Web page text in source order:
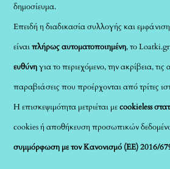
δημοσίευμα.
Επειδή η διαδικασία συλλογής και
είναιπλήρως αυτοματοποιημένη, το
ευθύνηγια το περιεχόμενο, την ακρίβεια, τις
παραβιάσεις που προέρχονται από τρίτες
Η επισκεψιμότητα μετριέται μεcookieless
cookies ή αποθήκευση προσωπικών
συμμόρφωση με τον Κανονισμό (ΕΕ) 2016/